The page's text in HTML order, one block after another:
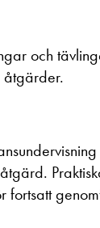
och
åtgärder.
fortsatt